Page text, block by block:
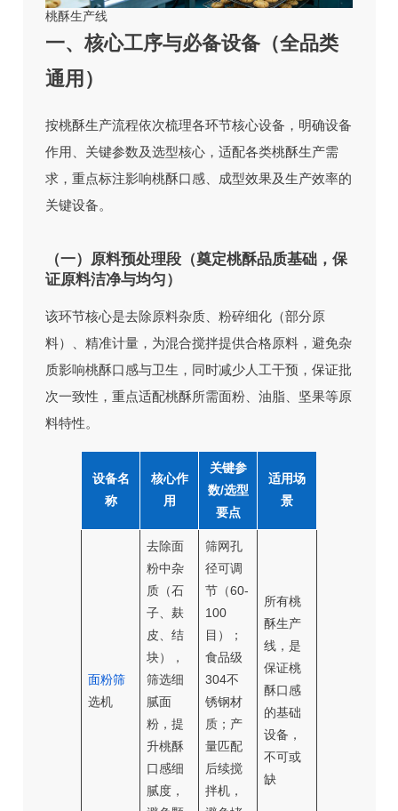
桃酥生产线
一、核心工序与必备设备（全品类
通用）
按桃酥生产流程依次梳理各环节核心设备，明确设备
作用、关键参数及选型核心，适配各类桃酥生产需
求，重点标注影响桃酥口感、成型效果及生产效率的
关键设备。
（一）原料预处理段（奠定桃酥品质基础，保
证原料洁净与均匀）
该环节核心是去除原料杂质、粉碎细化（部分原
料）、精准计量，为混合搅拌提供合格原料，避免杂
质影响桃酥口感与卫生，同时减少人工干预，保证批
次一致性，重点适配桃酥所需面粉、油脂、坚果等原
料特性。
设备名
称
核心作
用
关键参
数/选型
要点
适用场
景
面粉筛
选机
去除面
粉中杂
质（石
子、麸
皮、结
块），
筛选细
腻面
粉，提
升桃酥
口感细
腻度，
筛网孔
径可调
节（60-
100
目）；
食品级
304不
锈钢材
质；产
量匹配
后续搅
拌机，
所有桃
酥生产
线，是
保证桃
酥口感
的基础
设备，
不可或
缺